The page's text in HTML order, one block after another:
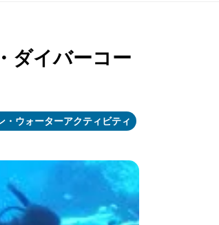
ダイバーコー
・ウォーターアクティビティ